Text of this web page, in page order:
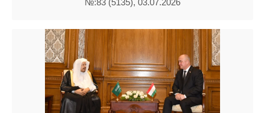
№:83 (5135), 03.07.2026